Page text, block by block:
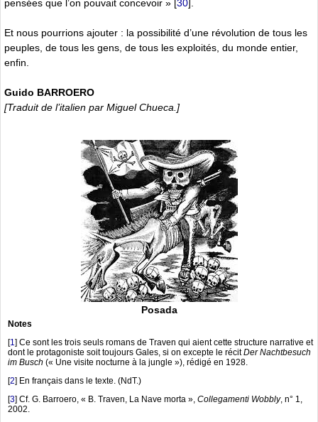
pensées que l’on pouvait concevoir » 30
Et nous pourrions ajouter : la possibilité d’une révolution de tous les
peuples, de tous les gens, de tous les exploités, du monde entier,
enfin.
Guido BARROERO
[Traduit de l’italien par Miguel Chueca.]
Posada
Notes
[1] Ce sont les trois seuls romans de Traven qui aient cette structure narrative et
dont le protagoniste soit toujours Gales, si on excepte le récitDer Nachtbesuch
im Busch (« Une visite nocturne à la jungle »), rédigé en 1928.
[2] En français dans le texte. (NdT.)
[3] Cf. G. Barroero, « B. Traven, La Nave morta », Collegamenti Wobbly, n° 1,
2002.